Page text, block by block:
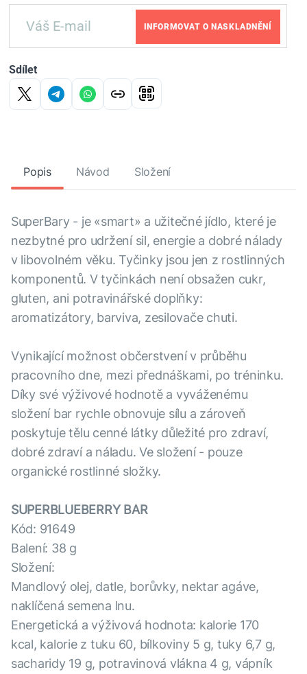
INFORMOVAT O NASKLADNĚNÍ
Sdílet
Popis Návod Složení
SuperBary - je «smart» a užitečné jídlo, které je
nezbytné pro udržení sil, energie a dobré nálady
v libovolném věku. Tyčinky jsou jen z rostlinných
komponentů. V tyčinkách není obsažen cukr,
gluten, ani potravinářské doplňky:
aromatizátory, barviva, zesilovače chuti.
Vynikající možnost občerstvení v průběhu
pracovního dne, mezi přednáškami, po tréninku.
Díky své výživové hodnotě a vyváženému
složení bar rychle obnovuje sílu a zároveň
poskytuje tělu cenné látky důležité pro zdraví,
dobré zdraví a náladu. Ve složení - pouze
organické rostlinné složky.
SUPERBLUEBERRY BAR
Kód: 91649
Balení: 38 g
Složení:
Mandlový olej, datle, borůvky, nektar agáve,
naklíčená semena lnu.
Energetická a výživová hodnota: kalorie 170
kcal, kalorie z tuku 60, bílkoviny 5 g, tuky 6,7 g,
sacharidy 19 g, potravinová vlákna 4 g, vápník